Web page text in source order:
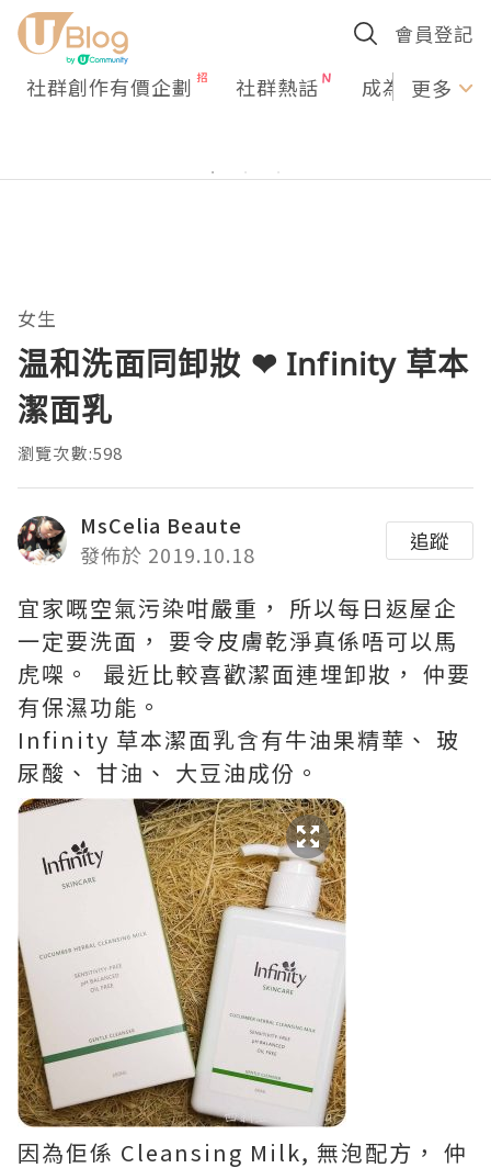
會員登記
社群創作有價企劃 社群熱話 成為U更多
女生
温和洗面同卸妝 ❤ Infinity 草本
潔面乳
瀏覽次數:598
MsCelia Beaute
發佈於 2019.10.18
追蹤
宜家嘅空氣污染咁嚴重， 所以每日返屋企
一定要洗面， 要令皮膚乾淨真係唔可以馬
虎㗎。 最近比較喜歡潔面連埋卸妝， 仲要
有保濕功能。
Infinity 草本潔面乳含有牛油果精華、 玻
尿酸、 甘油、 大豆油成份。
因為佢係 Cleansing Milk, 無泡配方， 仲